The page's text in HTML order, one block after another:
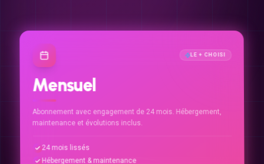
LE + CHOISI
Mensuel
Abonnement avec engagement de 24 mois. Hébergement,
maintenance et évolutions inclus.
24 mois lissés
Hébergement & maintenance